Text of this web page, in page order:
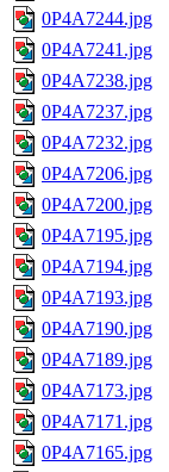
0P4A7244.jpg
0P4A7241.jpg
0P4A7238.jpg
0P4A7237.jpg
0P4A7232.jpg
0P4A7206.jpg
0P4A7200.jpg
0P4A7195.jpg
0P4A7194.jpg
0P4A7193.jpg
0P4A7190.jpg
0P4A7189.jpg
0P4A7173.jpg
0P4A7171.jpg
0P4A7165.jpg